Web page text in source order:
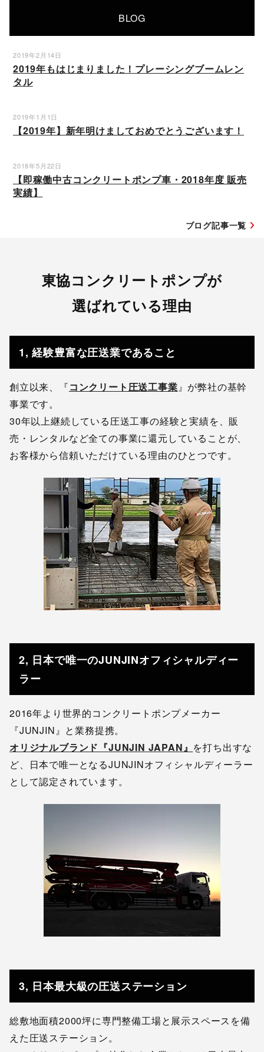
BLOG
2019年2月14日
2019年もはじまりました！プレーシングブームレン
タル
2019年1月1日
【2019年】新年明けましておめでとうございます！
2018年5月22日
【即稼働中古コンクリートポンプ車・2018年度 販売
実績】
ブログ記事一覧
東協コンクリートポンプが
選ばれている理由
1, 経験豊富な圧送業であること
創立以来、『コンクリート圧送工事業』が弊社の基幹
事業です。
30年以上継続している圧送工事の経験と実績を、販
売・レンタルなど全ての事業に還元していることが、
お客様から信頼いただけている理由のひとつです。
2, 日本で唯一のJUNJINオフィシャルディー
ラー
2016年より世界的コンクリートポンプメーカー
『JUNJIN』と業務提携。
オリジナルブランド『JUNJIN JAPAN』 を打ち出すな
ど、日本で唯一となるJUNJINオフィシャルディーラー
として認定されています。
3, 日本最大級の圧送ステーション
総敷地面積2000坪に専門整備工場と展示スペースを備
えた圧送ステーション。